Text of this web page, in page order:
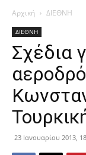
Αρχική ΔΙΕΘΝΗ
ΔΙΕΘΝΗ
Σχέδια
23 Ιανουαρίου 2013,